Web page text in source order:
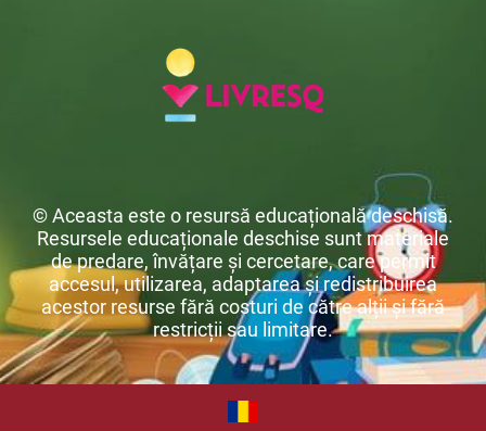
© Aceasta este o resursă educațională deschisă.
Resursele educaționale deschise sunt materiale
de predare, învățare și cercetare, care permit
accesul, utilizarea, adaptarea și redistribuirea
acestor resurse fără costuri de către alții și fără
restricții sau limitare.